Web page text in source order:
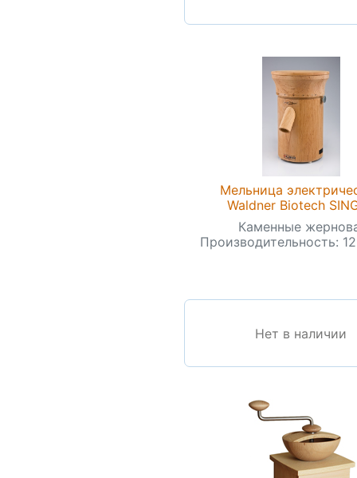
Мельница
Waldner Biotech
Каменные
Производительность:
Нет в наличии